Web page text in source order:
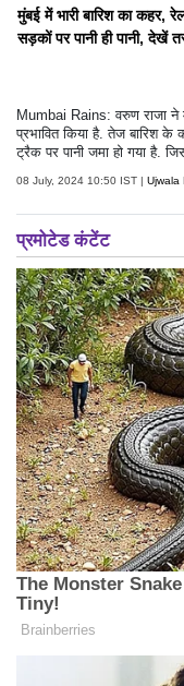
मुंबई में भारी बारिश का कहर,
सड़कों पर पानी ही पानी, देखें
Mumbai Rains: वरुण राजा ने
प्रभावित किया है. तेज बारिश
ट्रैक पर पानी जमा हो गया है.
08 July, 2024 10:50 IST | Ujwala